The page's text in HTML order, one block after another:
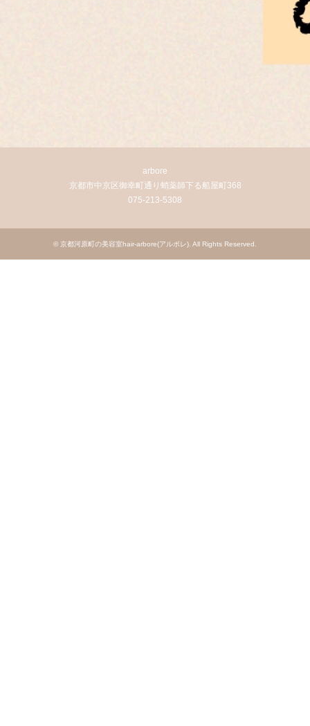
arbore
京都市中京区御幸町通り蛸薬師下る船屋町368
075-213-5308
© 京都河原町の美容室hair-arbore(アルボレ) . All Rights Reserved.